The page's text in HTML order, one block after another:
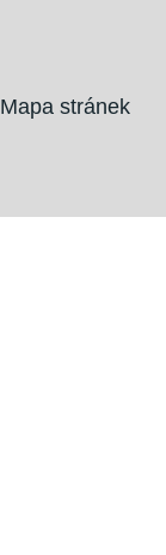
Mapa stránek